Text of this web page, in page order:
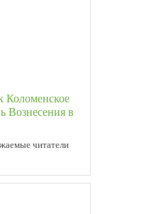
Коломенское
Вознесения в
читатели